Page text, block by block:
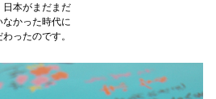
日本がまだまだ
かった時代に
ったのです。